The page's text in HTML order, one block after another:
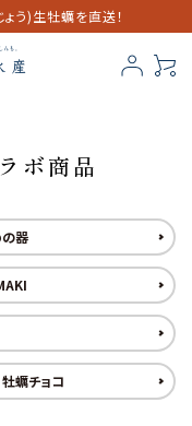
う)生牡蠣を直送！
ボ商品
器
チョコ